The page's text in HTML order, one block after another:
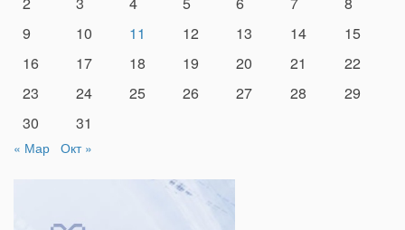
9
10 11 12 13 14
15
16
17 18 19 20 21
22
23
24 25 26 27 28
29
30
31
« Мар Окт »